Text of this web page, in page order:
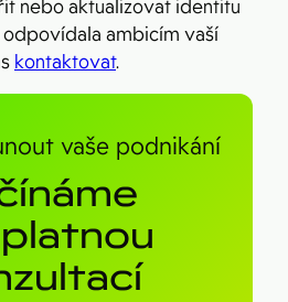
nebo aktualizovat identitu
ambicím vaší
kontaktovat.
vaše podnikání